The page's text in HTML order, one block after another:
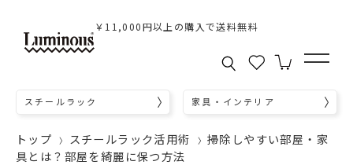
￥11,000円以上の購入で送料無料
スチールラック 家具・インテリア
トップ スチールラック活用術
掃除しやすい部屋・家
具とは？部屋を綺麗に保つ方法